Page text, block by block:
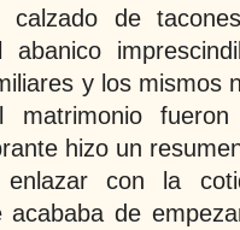
calzado de
y los mismos
matrimonio
hizo un
con la
acababa de